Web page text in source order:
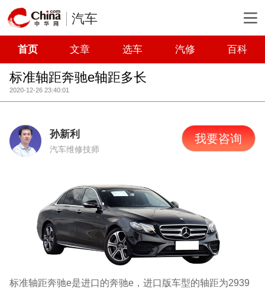
汽车
首页 文章 选车 汽修 百科
标准轴距奔驰e轴距多长
2020-12-26 23:40:01
孙新利
汽车维修技师
我要咨询
标准轴距奔驰e是进口的奔驰e，进口版车型的轴距为2939